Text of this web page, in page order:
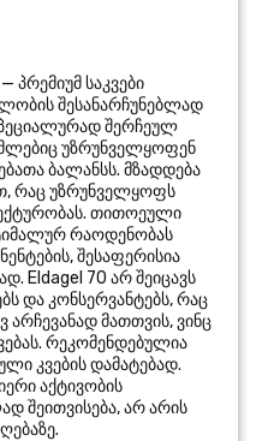
პრემიუმ საკვები
შესანარჩუნებლად
შერჩეულ
უზრუნველყოფენ
ბალანსს. მზადდება
რაც უზრუნველყოფს
თითოეული
რაოდენობას
შესაფერისია
Eldagel 70 არ შეიცავს
და კონსერვანტებს, რაც
არჩევანად მათთვის, ვინც
რეკომენდებულია
კვების დამატებად.
აქტივობის
შეითვისება, არ არის